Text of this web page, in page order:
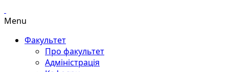
Menu
Факультет
Про факультет
Адміністрація